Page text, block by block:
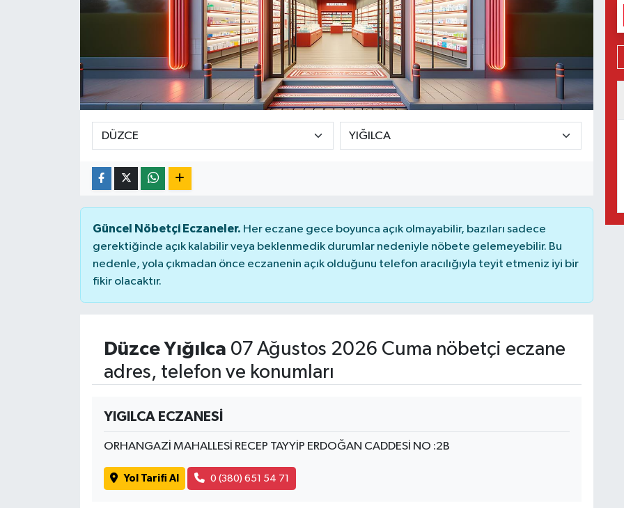
Güncel Nöbetçi Eczaneler. Her eczane gece boyunca açık olmayabilir, bazıları sadece
gerektiğinde açık kalabilir veya beklenmedik durumlar nedeniyle nöbete gelemeyebilir. Bu
nedenle, yola çıkmadan önce eczanenin açık olduğunu telefon aracılığıyla teyit etmeniz iyi bir
fikir olacaktır.
Düzce Yığılca 07 Ağustos 2026 Cuma nöbetçi eczane
adres, telefon ve konumları
YIGILCA ECZANESİ
ORHANGAZİ MAHALLESİ RECEP TAYYİP ERDOĞAN CADDESİ NO :2B
Yol Tarifi Al 0 (380) 651 54 71